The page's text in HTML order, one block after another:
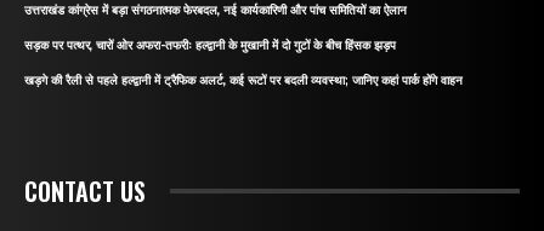
उत्तराखंड कांग्रेस में बड़ा संगठनात्मक फेरबदल, नई कार्यकारिणी और पांच समितियों का ऐलान
सड़क पर पत्थर, चारों ओर अफरा-तफरीः हल्द्वानी के मुखानी में दो गुटों के बीच हिंसक झड़प
खड़गे की रैली से पहले हल्द्वानी में ट्रैफिक अलर्ट, कई रूटों पर बदली व्यवस्था; जानिए कहां पार्क होंगे वाहन
CONTACT US